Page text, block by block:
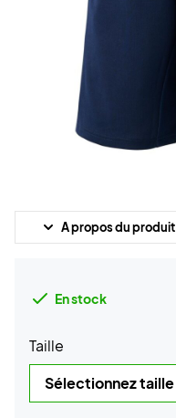
A propos du produit
En stock
Taille